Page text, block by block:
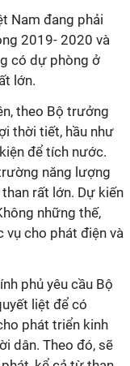
Nam đang phải
2019- 2020 và
có dự phòng ở
lớn.
theo Bộ trưởng
thời tiết, hầu như
để tích nước.
năng lượng
rất lớn. Dự kiến
những thế,
vụ cho phát điện và
phủ yêu cầu Bộ
liệt để có
phát triển kinh
dân. Theo đó, sẽ